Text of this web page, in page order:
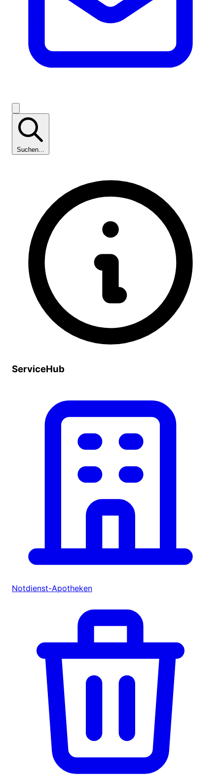
Suchen...
ServiceHub
Notdienst-Apotheken